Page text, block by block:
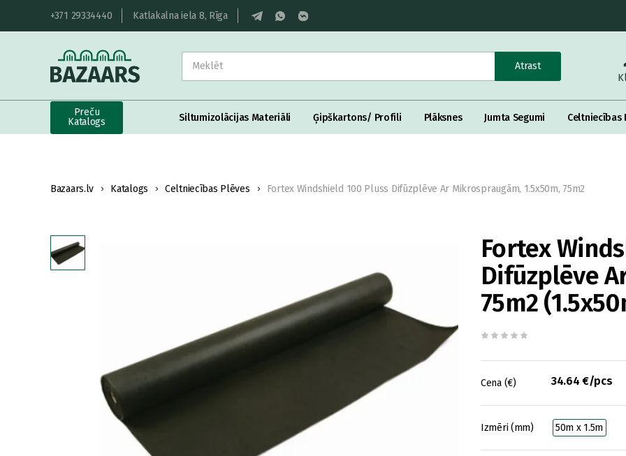
+371 29334440 Katlakalna iela 8, Rīga
Atrast
Preču
Katalogs
Siltumizolācijas Materiāli Ģipškartons/ Profili Plāksnes Jumta Segumi Celtniecības
Bazaars.lv Katalogs Celtniecības Plēves Fortex Windshield 100 Pluss Difūzplēve Ar Mikrospraugām, 1.5x50m, 75m2
Fortex
Difūzplēve
75m2
Cena (€) 34.64 €/pcs
Izmēri (mm) 50m x 1.5m